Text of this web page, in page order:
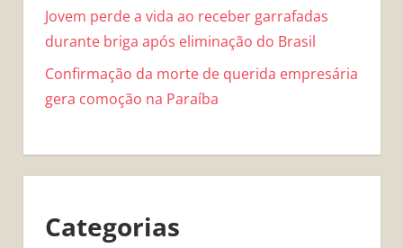
Jovem perde a vida ao receber garrafadas
durante briga após eliminação do Brasil
Confirmação da morte de querida empresária
gera comoção na Paraíba
Categorias